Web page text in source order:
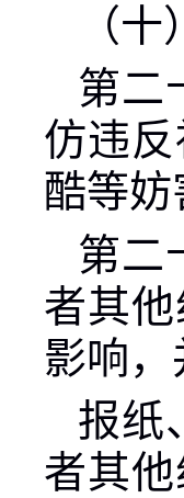
（
第二
仿违
酷等
第二
者其
影响
报纸
者其